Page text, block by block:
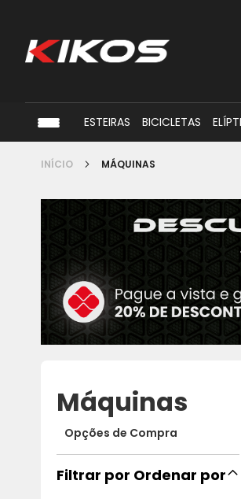
ESTEIRAS BICICLETAS
INÍCIO MÁQUINAS
Máquinas
Opções de Compra
Ordenar por